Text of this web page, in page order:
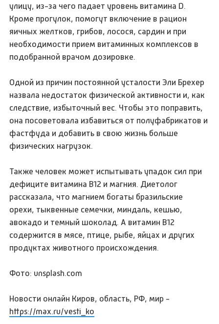
улицу, из-за чего падает уровень витамина D.
Кроме прогулок, помогут включение в рацион
яичных желтков, грибов, лосося, сардин и при
необходимости прием витаминных комплексов в
подобранной врачом дозировке.
Одной из причин постоянной усталости Эли Брехер
назвала недостаток физической активности и, как
следствие, избыточный вес. Чтобы это поправить,
она посоветовала избавиться от полуфабрикатов и
фастфуда и добавить в свою жизнь больше
физических нагрузок.
Также человек может испытывать упадок сил при
дефиците витамина В12 и магния. Диетолог
рассказала, что магнием богаты бразильские
орехи, тыквенные семечки, миндаль, кешью,
авокадо и темный шоколад. А витамин В12
содержится в мясе, птице, рыбе, яйцах и других
продуктах животного происхождения.
Фото: unsplash.com
Новости онлайн Киров, область, РФ, мир -
https://max.ru/vesti_ko